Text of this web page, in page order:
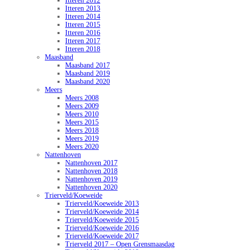
Itteren 2013
Itteren 2014
Itteren 2015
Itteren 2016
Itteren 2017
Itteren 2018
Maasband
Maasband 2017
Maasband 2019
Maasband 2020
Meers
Meers 2008
Meers 2009
Meers 2010
Meers 2015
Meers 2018
Meers 2019
Meers 2020
Nattenhoven
Nattenhoven 2017
Nattenhoven 2018
Nattenhoven 2019
Nattenhoven 2020
Trierveld/Koeweide
Trierveld/Koeweide 2013
Trierveld/Koeweide 2014
Trierveld/Koeweide 2015
Trierveld/Koeweide 2016
Trierveld/Koeweide 2017
Trierveld 2017 – Open Grensmaasdag